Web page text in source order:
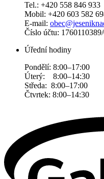
Tel.: +420 558 846 933
Mobil: +420 603 582
E-mail:
Číslo účtu:
Úřední hodiny
Pondělí: 8:00–17:00
Úterý: 8:00–14:30
Středa: 8:00–17:00
Čtvrtek: 8:00–14:30